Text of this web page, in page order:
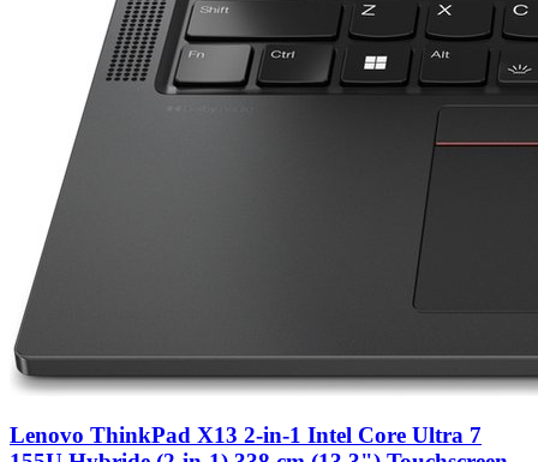
Lenovo ThinkPad X13 2-in-1 Intel Core Ultra 7